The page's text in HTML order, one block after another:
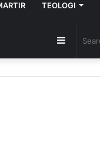
TEOLOGI
Sidebar